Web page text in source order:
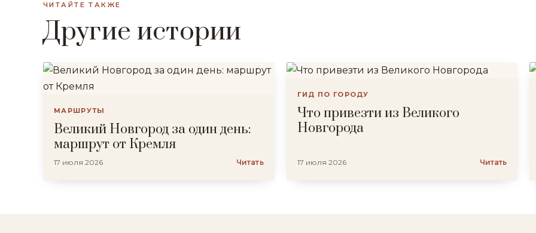
ЧИТАЙТЕ ТАКЖЕ
Другие истории
МАРШРУТЫ
Великий Новгород за один день:
маршрут от Кремля
17 июля 2026 Читать
ГИД ПО ГОРОДУ
Что привезти из Великого
Новгорода
17 июля 2026 Читать